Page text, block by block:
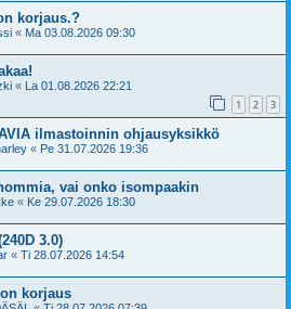
korjaus.?
« Ma 03.08.2026 09:30
« La 01.08.2026 22:21
1 2 3
ilmastoinnin ohjausyksikkö
« Pe 31.07.2026 19:36
vai onko isompaakin
« Ke 29.07.2026 18:30
3.0)
« Ti 28.07.2026 14:54
korjaus